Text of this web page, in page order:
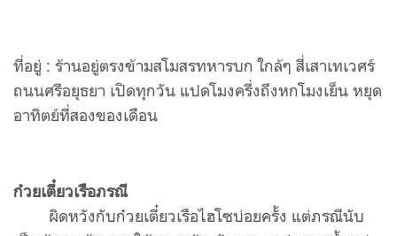
ที่อยู่ : ร้านอยู่ตรงข้ามสโมสรทหารบก ใกล้ๆ สี่เสาเทเวศร์
ถนนศรีอยุธยา เปิดทุกวัน แปดโมงครึ่งถึงหกโมงเย็น หยุด
อาทิตย์ที่สองของเดือน
ก๋วยเตี๋ยวเรือภรณี
ผิดหวังกับก๋วยเตี๋ยวเรือไฮโซบ่อยครั้ง แต่ภรณีนับ